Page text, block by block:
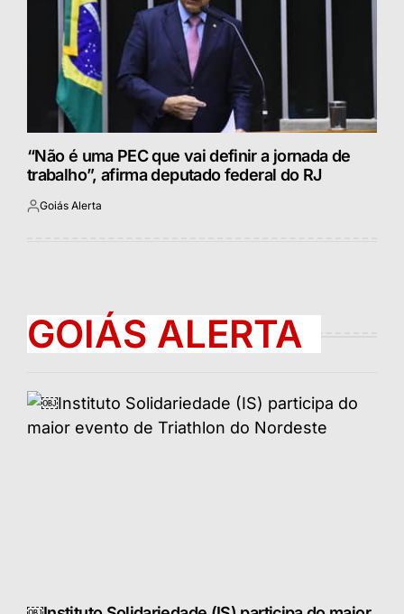
“Não é uma PEC que vai definir a jornada de
trabalho”, afirma deputado federal do RJ
Postado
Goiás Alerta
GOIÁS ALERTA